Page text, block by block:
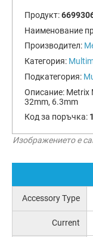
Продукт:
Наименование
Производител:
Категория:
Подкатегория:
Описание: Metrix
32mm, 6.3mm
Код за поръчка:
Изображението е
Accessory Type
Current